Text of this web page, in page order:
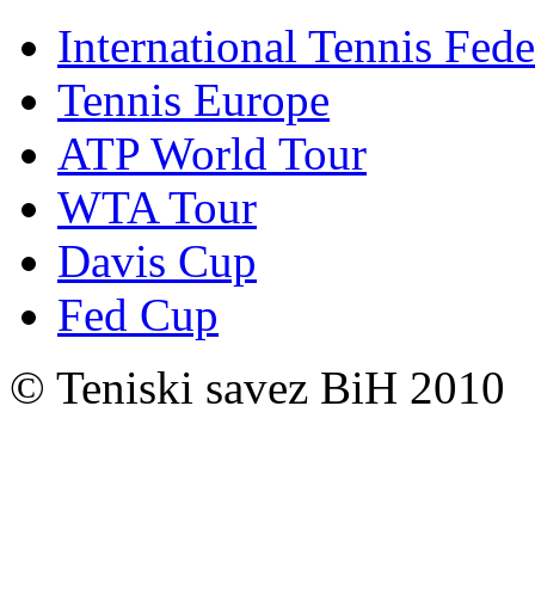
International Tennis
Tennis Europe
ATP World Tour
WTA Tour
Davis Cup
Fed Cup
© Teniski savez BiH 2010